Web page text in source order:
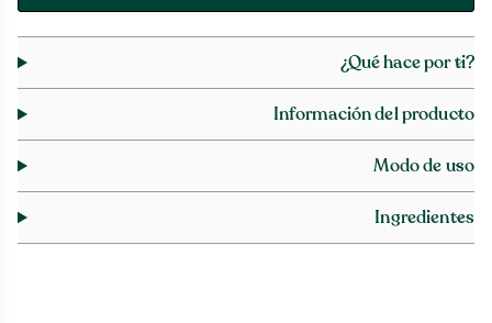
¿Qué hace por ti?
Información del producto
Modo de uso
Ingredientes